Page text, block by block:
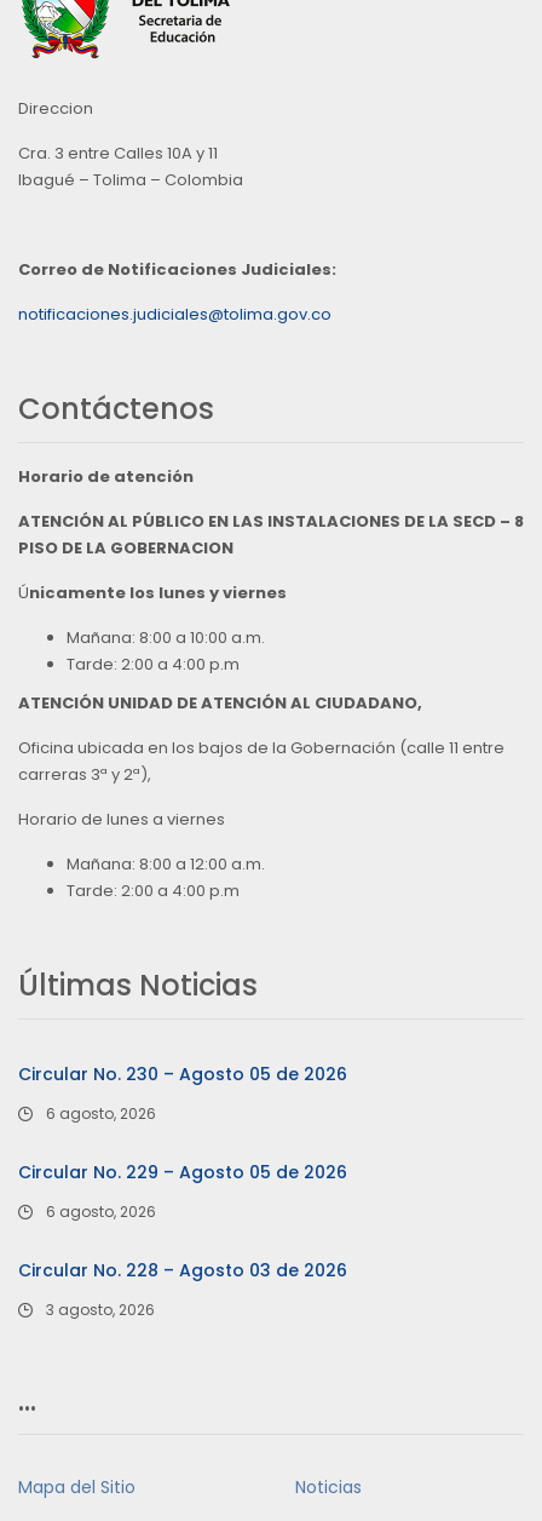
Direccion
Cra. 3 entre Calles 10A y 11
Ibagué – Tolima – Colombia
Correo de Notificaciones Judiciales:
notificaciones.judiciales@tolima.gov.co
Contáctenos
Horario de atención
ATENCIÓN AL PÚBLICO EN LAS INSTALACIONES DE LA SECD – 8
PISO DE LA GOBERNACION
Únicamente los lunes y viernes
Mañana: 8:00 a 10:00 a.m.
Tarde: 2:00 a 4:00 p.m
ATENCIÓN UNIDAD DE ATENCIÓN AL CIUDADANO,
Oficina ubicada en los bajos de la Gobernación (calle 11 entre
carreras 3ª y 2ª),
Horario de lunes a viernes
Mañana: 8:00 a 12:00 a.m.
Tarde: 2:00 a 4:00 p.m
Últimas Noticias
Circular No. 230 – Agosto 05 de 2026
6 agosto, 2026
Circular No. 229 – Agosto 05 de 2026
6 agosto, 2026
Circular No. 228 – Agosto 03 de 2026
3 agosto, 2026
…
Mapa del Sitio
Noticias